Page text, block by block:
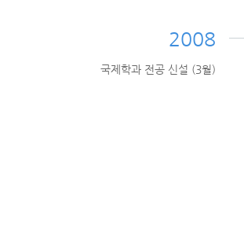
2008
국제학과 전공 신설 (3월)